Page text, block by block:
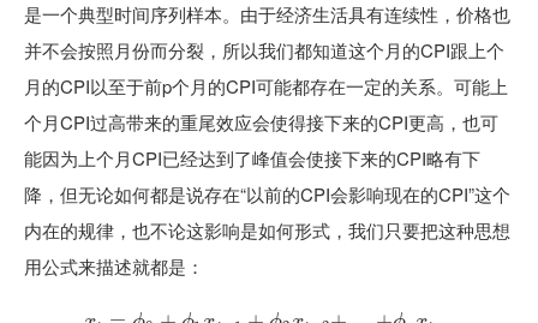
是一个典型时间序列样本。由于经济生活具有连续性，价格也
并不会按照月份而分裂，所以我们都知道这个月的CPI跟上个
月的CPI以至于前p个月的CPI可能都存在一定的关系。可能上
个月CPI过高带来的重尾效应会使得接下来的CPI更高，也可
能因为上个月CPI已经达到了峰值会使接下来的CPI略有下
降，但无论如何都是说存在“以前的CPI会影响现在的CPI”这个
内在的规律，也不论这影响是如何形式，我们只要把这种思想
用公式来描述就都是：